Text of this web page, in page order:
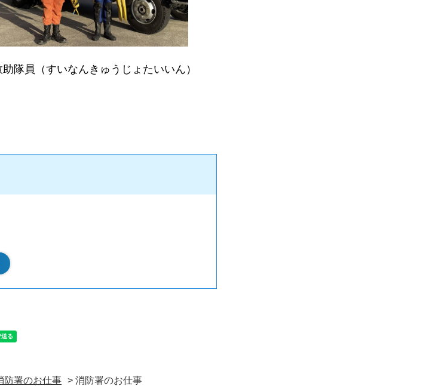
助隊員（すいなんきゅうじょたいいん）
防署のお仕事 > 消防署のお仕事